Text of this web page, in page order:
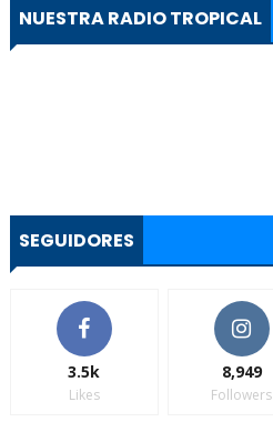
NUESTRA RADIO TROPICAL
SEGUIDORES
3.5k
Likes
8,949
Followers